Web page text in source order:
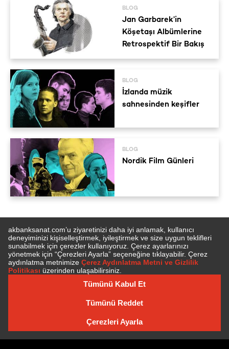
BLOG
Jan Garbarek’in
Köşetaşı Albümlerine
Retrospektif Bir Bakış
BLOG
İzlanda müzik
sahnesinden keşifler
BLOG
Nordik Film Günleri